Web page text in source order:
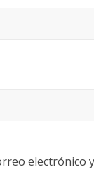
electrónico